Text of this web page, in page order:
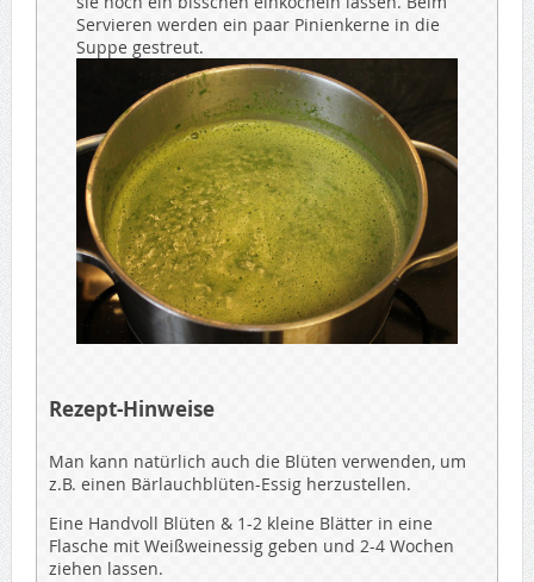
Servieren werden ein paar Pinienkerne in die
Suppe gestreut.
Rezept-Hinweise
Man kann natürlich auch die Blüten verwenden, um
z.B. einen Bärlauchblüten-Essig herzustellen.
Eine Handvoll Blüten & 1-2 kleine Blätter in eine
Flasche mit Weißweinessig geben und 2-4 Wochen
ziehen lassen.